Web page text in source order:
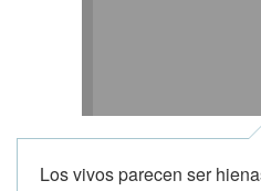
Los vivos parecen ser